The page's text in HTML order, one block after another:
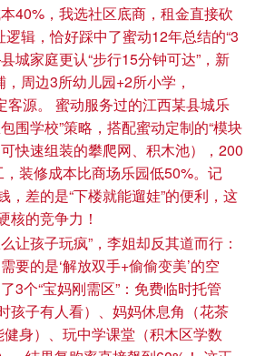
40%，我选社区底商，租金直接砍
逻辑，恰好踩中了蜜动12年总结的“3
城家庭更认“步行15分钟可达”，新
周边3所幼儿园+2所小学，
客源。 蜜动服务过的江西某县城乐
围学校”策略，搭配蜜动定制的“模块
快速组装的攀爬网、积木池），200
装修成本比商场乐园低50%。记
，差的是“下楼就能遛娃”的便利，这
核的竞争力！
让孩子玩疯”，李姐却反其道而行：
要的是‘解放双手+偷偷变美’的空
3个“宝妈刚需区”：免费临时托管
孩子有人看）、妈妈休息角（花茶
身）、玩中学课堂（积木区学数